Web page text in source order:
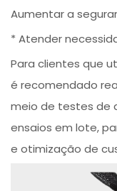
Aumentar a
* Atender
Para clientes que
é recomendado
meio de testes de
ensaios em lote,
e otimização de